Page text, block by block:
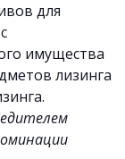
для
имущества
лизинга